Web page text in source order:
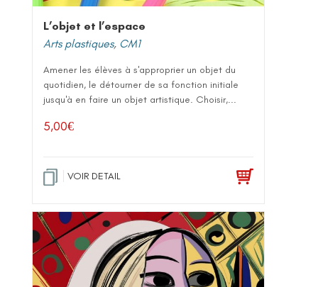
L’objet et l’espace
Arts plastiques, CM1
Amener les élèves à s'approprier un objet du
quotidien, le détourner de sa fonction initiale
jusqu'à en faire un objet artistique. Choisir,...
5,00€
VOIR DETAIL